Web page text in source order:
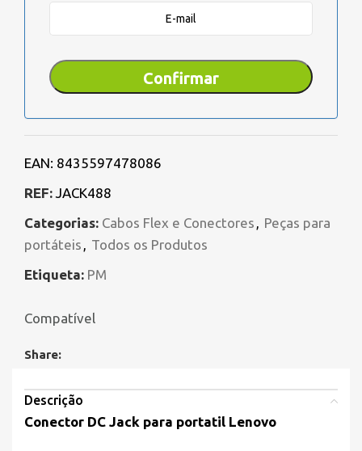
EAN: 8435597478086
REF: JACK488
Categorias: Cabos Flex e Conectores , Peças para
portáteis , Todos os Produtos
Etiqueta: PM
Compatível
Share:
Descrição
Conector DC Jack para portatil Lenovo